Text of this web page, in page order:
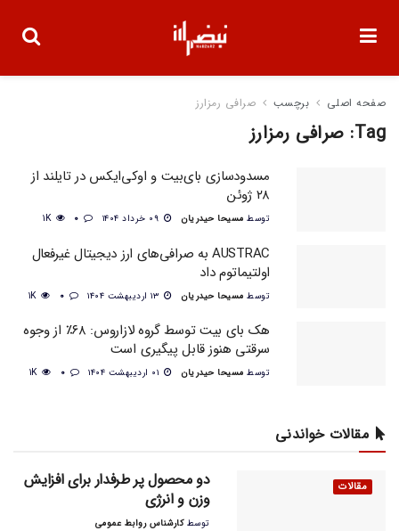
صفحه اصلی برچسب صرافی رمزارز
Tag: صرافی رمزارز
مسدودسازی بای‌بیت و اوکی‌ایکس در تایلند از
۲۸ ژوئن
توسط مسیحا حیدریان 1K
AUSTRAC به صرافی‌های ارز دیجیتال غیرفعال
اولتیماتوم داد
توسط مسیحا حیدریان 1K
هک بای بیت توسط گروه لازاروس: ۶۸٪ از وجوه
سرقتی هنوز قابل پیگیری است
توسط مسیحا حیدریان 1K
مقالات خواندنی
مقالات
دو محصول پر طرفدار برای افزایش
وزن و انرژی
توسط کارشناس روابط عمومی